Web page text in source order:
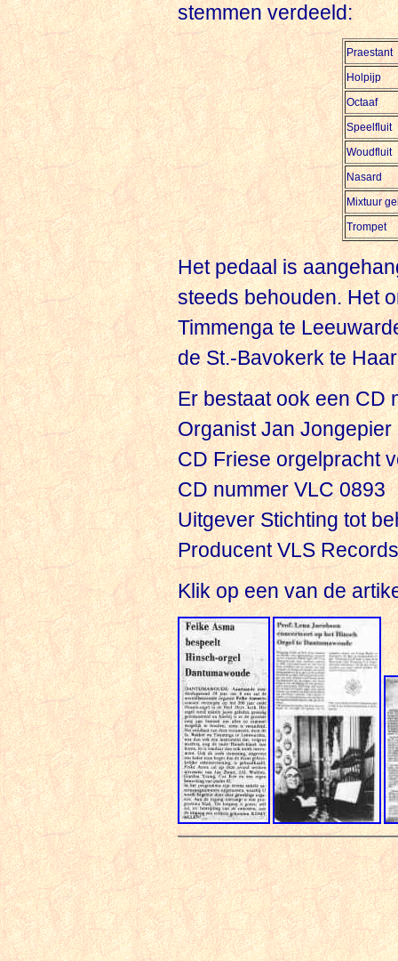
stemmen verdeeld:
Praestant
Holpijp
Octaaf
Speelfluit
Woudfluit
Nasard
Mixtuur
Trompet
Het pedaal is
steeds behouden. Het
Timmenga te
de St.-Bavokerk te
Er bestaat ook een CD
Organist Jan Jongepier
CD Friese orgelpracht
CD nummer VLC 0893
Uitgever Stichting tot
Producent VLS
Klik op een van de